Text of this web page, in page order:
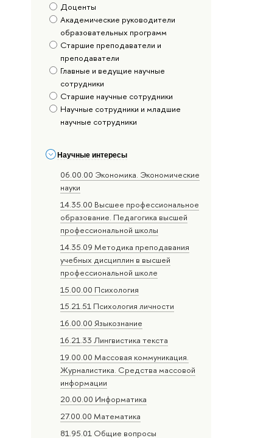
Доценты
Академические руководители
образовательных программ
Старшие преподаватели и
преподаватели
Главные и ведущие научные
сотрудники
Старшие научные сотрудники
Научные сотрудники и младшие
научные сотрудники
Научные интересы
06.00.00 Экономика. Экономические
науки
14.35.00 Высшее профессиональное
образование. Педагогика высшей
профессиональной школы
14.35.09 Методика преподавания
учебных дисциплин в высшей
профессиональной школе
15.00.00 Психология
15.21.51 Психология личности
16.00.00 Языкознание
16.21.33 Лингвистика текста
19.00.00 Массовая коммуникация.
Журналистика. Средства массовой
информации
20.00.00 Информатика
27.00.00 Математика
81.95.01 Общие вопросы